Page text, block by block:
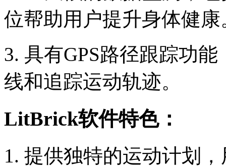
位帮助用户提升身体健康
3. 具有GPS路径跟踪功
线和追踪运动轨迹。
LitBrick软件特色：
1. 提供独特的运动计划